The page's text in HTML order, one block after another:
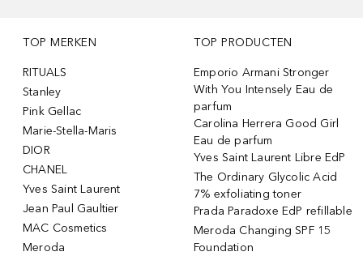
TOP MERKEN
RITUALS
Stanley
Pink Gellac
Marie-Stella-Maris
DIOR
CHANEL
Yves Saint Laurent
Jean Paul Gaultier
MAC Cosmetics
Meroda
TOP PRODUCTEN
Emporio Armani Stronger
With You Intensely Eau de
parfum
Carolina Herrera Good Girl
Eau de parfum
Yves Saint Laurent Libre EdP
The Ordinary Glycolic Acid
7% exfoliating toner
Prada Paradoxe EdP refillable
Meroda Changing SPF 15
Foundation